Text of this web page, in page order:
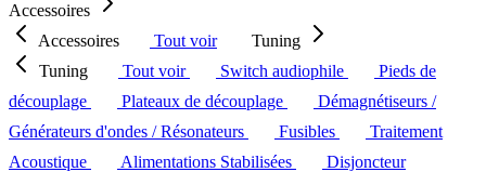
Accessoires
Accessoires
Tout voir
Tuning
Tuning
Tout voir Switch audiophile
Pieds de
découplage
Plateaux de découplage
Démagnétiseurs /
Générateurs d'ondes / Résonateurs
Fusibles
Traitement
Acoustique
Alimentations Stabilisées
Disjoncteur